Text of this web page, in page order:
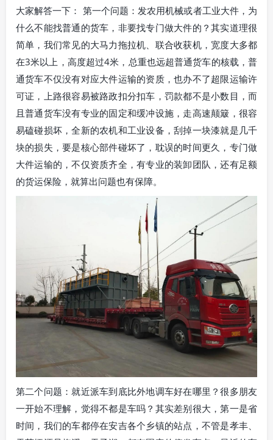
大家解答一下： 第一个问题：发农用机械或者工业大件，为
什么不能找普通的货车，非要找专门做大件的？其实道理很
简单，我们常见的大马力拖拉机、联合收获机，宽度大多都
在3米以上，高度超过4米，总重也远超普通货车的核载，普
通货车不仅没有对应大件运输的资质，也办不了超限运输许
可证，上路很容易被路政扣分扣车，罚款都不是小数目，而
且普通货车没有专业的固定和缓冲设施，走高速颠簸，很容
易磕碰损坏，全新的农机和工业设备，刮掉一块漆就是几千
块的损失，要是核心部件碰坏了，耽误的时间更久，专门做
大件运输的，不仅资质齐全，有专业的装卸团队，还有足额
的货运保险，就算出问题也有保障。
第二个问题：就近派车到底比外地调车好在哪里？很多朋友
一开始不理解，觉得不都是车吗？其实差别很大，第一是省
时间，我们的车都停在安吉各个乡镇的站点，不管是孝丰、